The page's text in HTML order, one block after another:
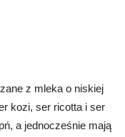
z mleka o niskiej
kozi, ser ricotta i ser
a jednocześnie mają